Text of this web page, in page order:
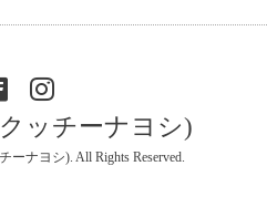
ッチーナヨシ)
ーナヨシ). All Rights Reserved.